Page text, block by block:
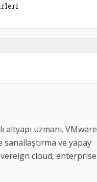
uzmanı. VMware
sanallaştırma ve yapay
cloud, enterprise